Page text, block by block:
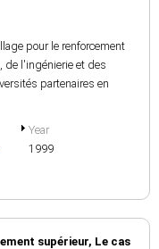
pour le renforcement
de l'ingénierie et des
partenaires en
Year
1999
supérieur, Le cas